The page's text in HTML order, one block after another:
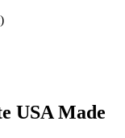
USA Made